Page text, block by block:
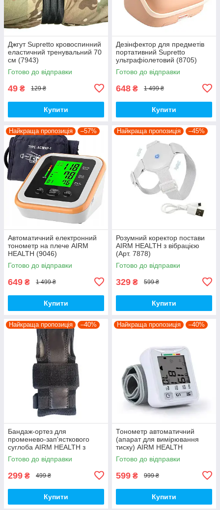
Джгут Supretto кровоспинний
еластичний тренувальний 70
см (7943)
Готово до відправки
49 ₴ 129 ₴
Купити
Дезінфектор для предметів
портативний Supretto
ультрафіолетовий (8705)
Готово до відправки
648 ₴ 1 499 ₴
Купити
Найкраща пропозиція –57%
Автоматичний електронний
тонометр на плече AIRM
HEALTH (9046)
Готово до відправки
649 ₴ 1 499 ₴
Купити
Найкраща пропозиція –45%
Розумний коректор постави
AIRM HEALTH з вібрацією
(Арт. 7878)
Готово до відправки
329 ₴ 599 ₴
Купити
Найкраща пропозиція –40%
Бандаж-ортез для
променево-зап'ясткового
суглоба AIRM HEALTH з
металевою шиною, чорний
(9090)
Готово до відправки
299 ₴ 499 ₴
Купити
Найкраща пропозиція –40%
Тонометр автоматичний
(апарат для вимірювання
тиску) AIRM HEALTH
Готово до відправки
599 ₴ 999 ₴
Купити